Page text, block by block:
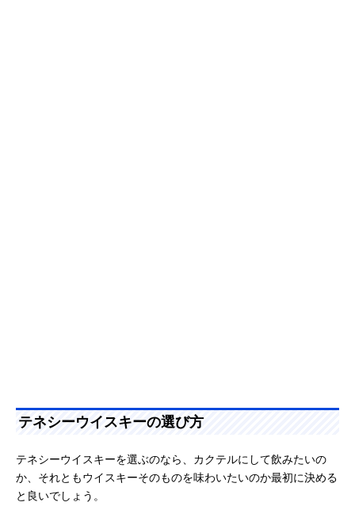
テネシーウイスキーの選び方
テネシーウイスキーを選ぶのなら、カクテルにして飲みたいの
か、それともウイスキーそのものを味わいたいのか最初に決める
と良いでしょう。